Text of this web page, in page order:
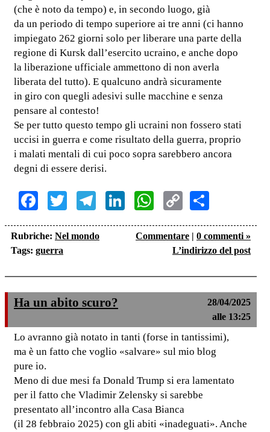
(che è noto da tempo) e, in secondo luogo, già
da un periodo di tempo superiore ai tre anni (ci hanno
impiegato 262 giorni solo per liberare una parte della
regione di Kursk dall’esercito ucraino, e anche dopo
la liberazione ufficiale ammettono di non averla
liberata del tutto). E qualcuno andrà sicuramente
in giro con quegli adesivi sulle macchine e senza
pensare al contesto!
Se per tutto questo tempo gli ucraini non fossero stati
uccisi in guerra e come risultato della guerra, proprio
i malati mentali di cui poco sopra sarebbero ancora
degni di essere derisi.
Facebook
TwitterTelegram
LinkedInWhatsApp
Copy
Link
Rubriche: Nel mondo
Tags: guerra
Commentare | 0 commenti »
L’indirizzo del post
Ha un abito scuro?
28/04/2025
alle 13:25
Lo avranno già notato in tanti (forse in tantissimi),
ma è un fatto che voglio «salvare» sul mio blog
pure io.
Meno di due mesi fa Donald Trump si era lamentato
per il fatto che Vladimir Zelensky si sarebbe
presentato all’incontro alla Casa Bianca
(il 28 febbraio 2025) con gli abiti «inadeguati». Anche